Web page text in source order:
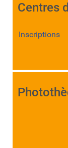
Centres
Inscriptions